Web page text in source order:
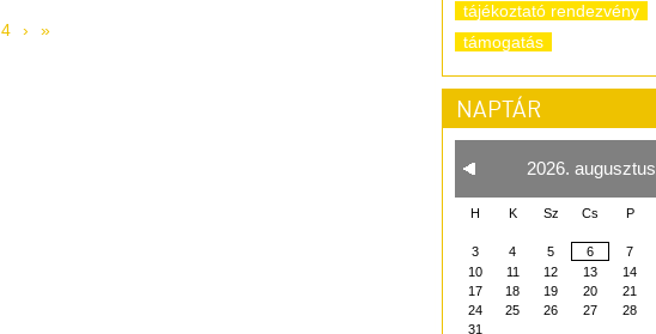
4 › »
tájékoztató rendezvény
támogatás
NAPTÁR
2026. augusztus
H K Sz Cs P
3
4 5 6 7
10
11 12 13 14
17
18 19 20 21
24
25 26 27 28
31